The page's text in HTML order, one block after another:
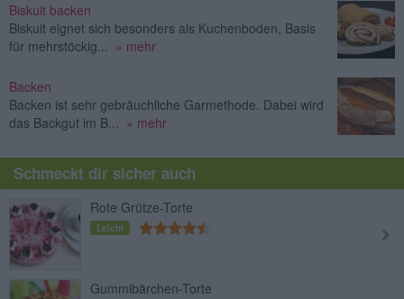
Biskuit backen
Biskuit eignet sich besonders als Kuchenboden, Basis
für mehrstöckig... » mehr
Backen
Backen ist sehr gebräuchliche Garmethode. Dabei wird
das Backgut im B... » mehr
Schmeckt dir sicher auch
Rote Grütze-Torte
Leicht
Gummibärchen-Torte